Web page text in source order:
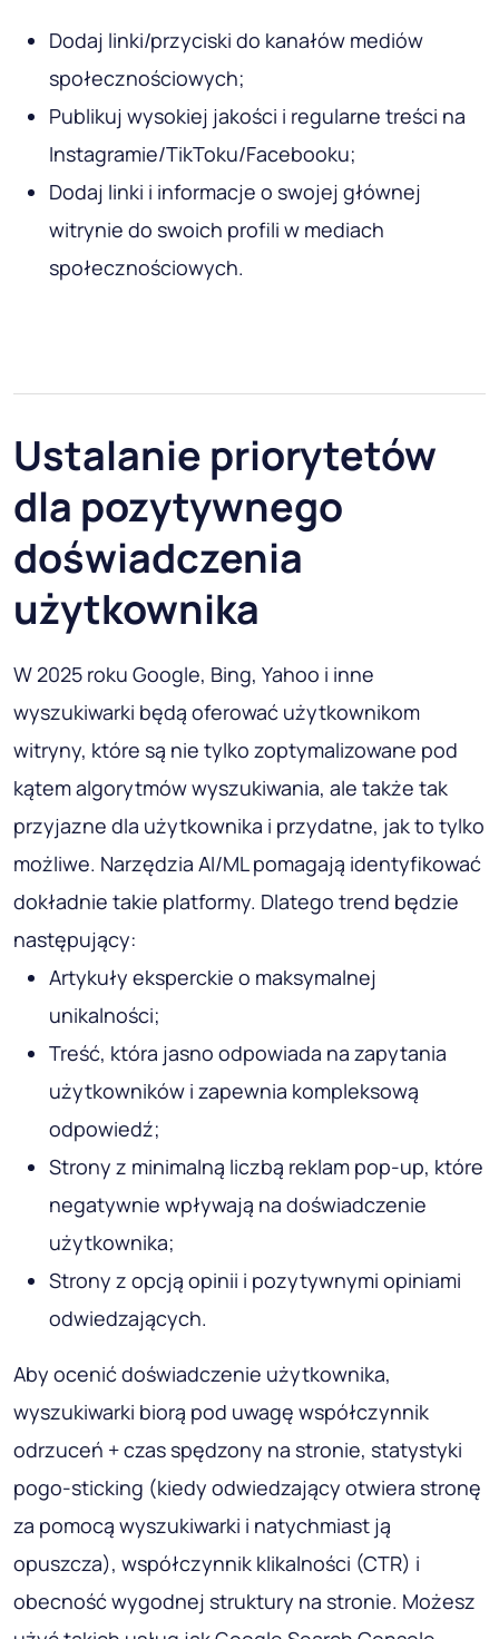
Dodaj linki/przyciski do kanałów mediów
społecznościowych;
Publikuj wysokiej jakości i regularne treści na
Instagramie/TikToku/Facebooku;
Dodaj linki i informacje o swojej głównej
witrynie do swoich profili w mediach
społecznościowych.
Ustalanie priorytetów
dla pozytywnego
doświadczenia
użytkownika
W 2025 roku Google, Bing, Yahoo i inne
wyszukiwarki będą oferować użytkownikom
witryny, które są nie tylko zoptymalizowane pod
kątem algorytmów wyszukiwania, ale także tak
przyjazne dla użytkownika i przydatne, jak to tylko
możliwe. Narzędzia AI/ML pomagają identyfikować
dokładnie takie platformy. Dlatego trend będzie
następujący:
Artykuły eksperckie o maksymalnej
unikalności;
Treść, która jasno odpowiada na zapytania
użytkowników i zapewnia kompleksową
odpowiedź;
Strony z minimalną liczbą reklam pop-up, które
negatywnie wpływają na doświadczenie
użytkownika;
Strony z opcją opinii i pozytywnymi opiniami
odwiedzających.
Aby ocenić doświadczenie użytkownika,
wyszukiwarki biorą pod uwagę współczynnik
odrzuceń + czas spędzony na stronie, statystyki
pogo-sticking (kiedy odwiedzający otwiera stronę
za pomocą wyszukiwarki i natychmiast ją
opuszcza), współczynnik klikalności (CTR) i
obecność wygodnej struktury na stronie. Możesz